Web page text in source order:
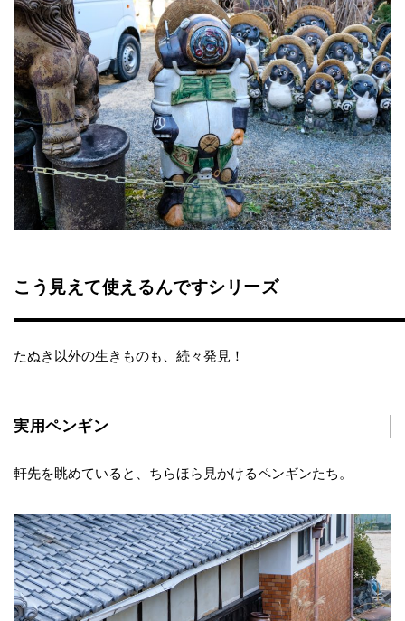
こう見えて使えるんですシリーズ
たぬき以外の生きものも、続々発見！
実用ペンギン
軒先を眺めていると、ちらほら見かけるペンギンたち。